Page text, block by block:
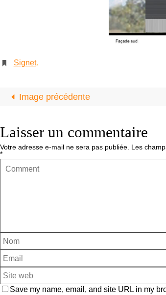
Signet.
Image précédente
Laisser un commentaire
Votre adresse e-mail ne sera pas publiée. Les
*
Save my name, email, and site URL in my